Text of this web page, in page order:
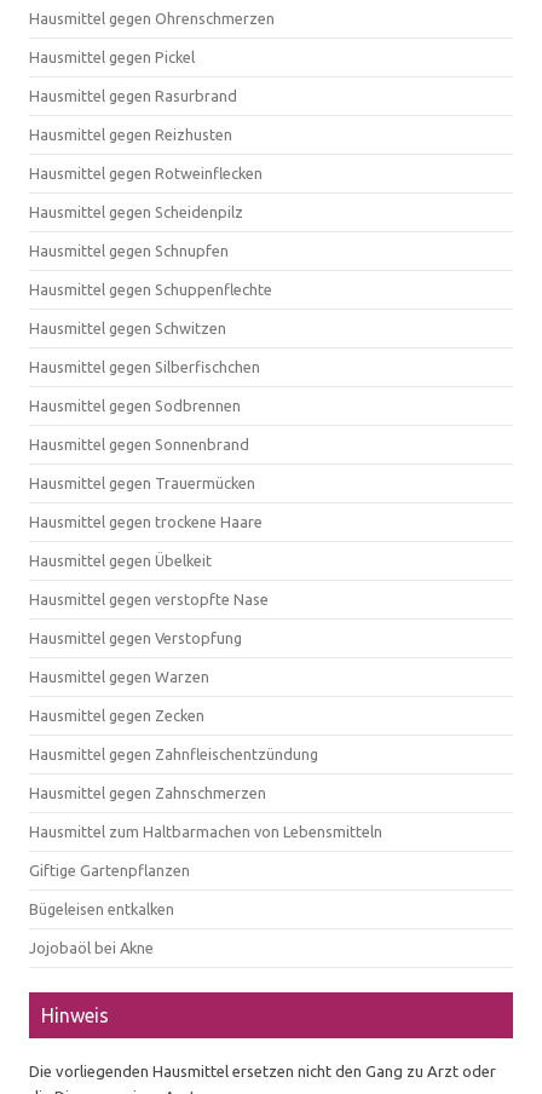
Hausmittel gegen Ohrenschmerzen
Hausmittel gegen Pickel
Hausmittel gegen Rasurbrand
Hausmittel gegen Reizhusten
Hausmittel gegen Rotweinflecken
Hausmittel gegen Scheidenpilz
Hausmittel gegen Schnupfen
Hausmittel gegen Schuppenflechte
Hausmittel gegen Schwitzen
Hausmittel gegen Silberfischchen
Hausmittel gegen Sodbrennen
Hausmittel gegen Sonnenbrand
Hausmittel gegen Trauermücken
Hausmittel gegen trockene Haare
Hausmittel gegen Übelkeit
Hausmittel gegen verstopfte Nase
Hausmittel gegen Verstopfung
Hausmittel gegen Warzen
Hausmittel gegen Zecken
Hausmittel gegen Zahnfleischentzündung
Hausmittel gegen Zahnschmerzen
Hausmittel zum Haltbarmachen von Lebensmitteln
Giftige Gartenpflanzen
Bügeleisen entkalken
Jojobaöl bei Akne
Hinweis
Die vorliegenden Hausmittel ersetzen nicht den Gang zu Arzt oder